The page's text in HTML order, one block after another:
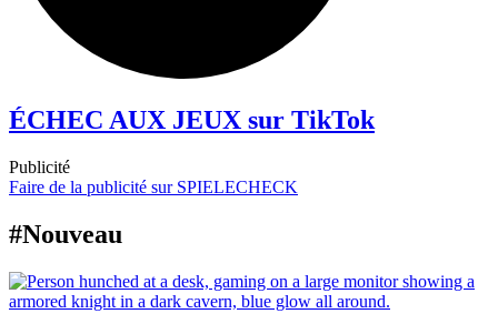
ÉCHEC AUX JEUX sur TikTok
Publicité
Faire de la publicité sur SPIELECHECK
#Nouveau